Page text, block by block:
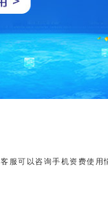
服可以咨询手机资费使